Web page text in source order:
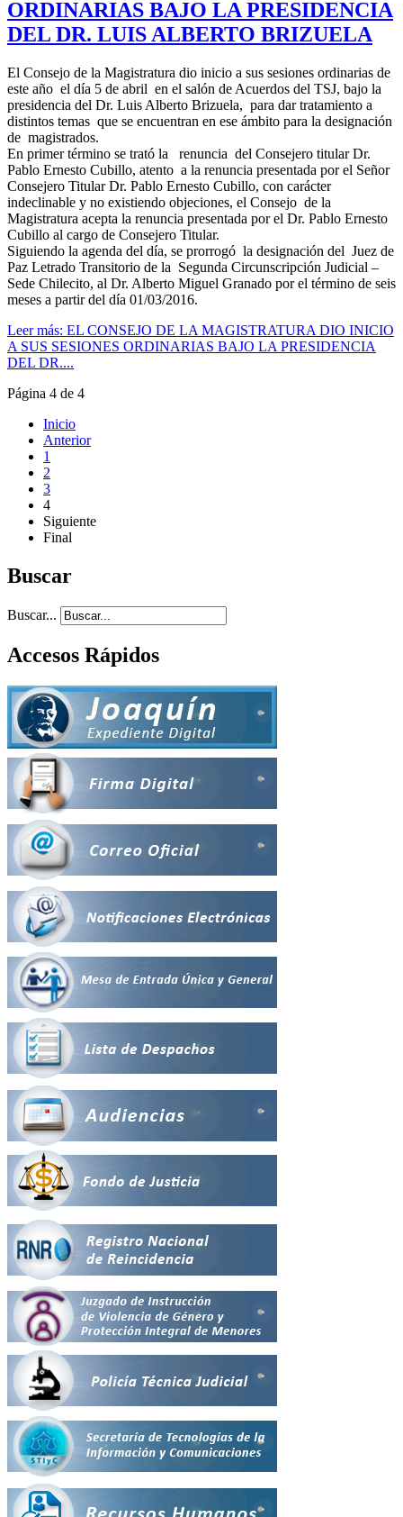
ORDINARIAS BAJO LA PRESIDENCIA
DEL DR. LUIS ALBERTO BRIZUELA
El Consejo de la Magistratura dio inicio a sus sesiones ordinarias de
este año el día 5 de abril en el salón de Acuerdos del TSJ, bajo la
presidencia del Dr. Luis Alberto Brizuela, para dar tratamiento a
distintos temas que se encuentran en ese ámbito para la designación
de magistrados.
En primer término se trató la renuncia del Consejero titular Dr.
Pablo Ernesto Cubillo, atento a la renuncia presentada por el Señor
Consejero Titular Dr. Pablo Ernesto Cubillo, con carácter
indeclinable y no existiendo objeciones, el Consejo de la
Magistratura acepta la renuncia presentada por el Dr. Pablo Ernesto
Cubillo al cargo de Consejero Titular.
Siguiendo la agenda del día, se prorrogó la designación del Juez de
Paz Letrado Transitorio de la Segunda Circunscripción Judicial –
Sede Chilecito, al Dr. Alberto Miguel Granado por el término de seis
meses a partir del día 01/03/2016.
Leer más: EL CONSEJO DE LA MAGISTRATURA DIO INICIO
A SUS SESIONES ORDINARIAS BAJO LA PRESIDENCIA
DEL DR....
Página 4 de 4
Inicio
Anterior
1
2
3
4
Siguiente
Final
Buscar
Buscar...
Accesos Rápidos